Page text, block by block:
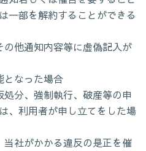
一部を解約することができる
の他通知内容等に虚偽記入が
となった場合
処分、強制執行、破産等の申
、利用者が申し立てをした場
当社がかかる違反の是正を催